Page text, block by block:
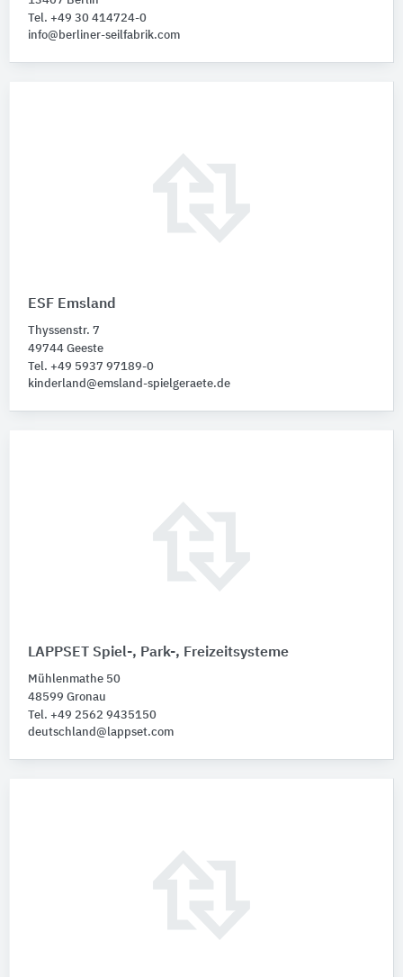
Tel. +49 30 414724-0
info@berliner-seilfabrik.com
ESF Emsland
Thyssenstr. 7
49744 Geeste
Tel. +49 5937 97189-0
kinderland@emsland-spielgeraete.de
LAPPSET Spiel-, Park-, Freizeitsysteme
Mühlenmathe 50
48599 Gronau
Tel. +49 2562 9435150
deutschland@lappset.com